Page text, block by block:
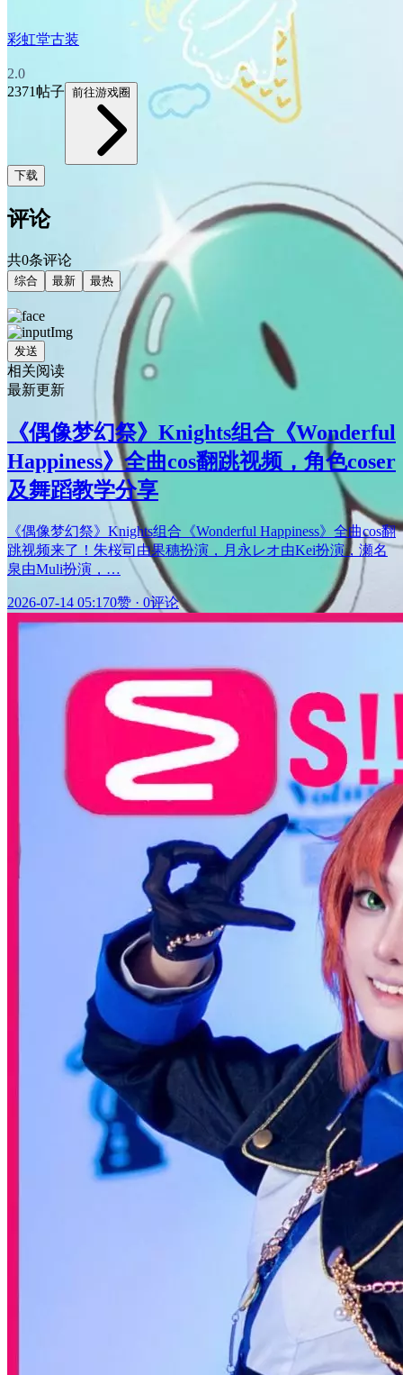
彩虹堂古装
2.0
2371帖子 前往游戏圈
下载
评论
共0条评论
综合 最新 最热
发送
相关阅读
最新更新
《偶像梦幻祭》Knights组合《Wonderful
Happiness》全曲cos翻跳视频，角色coser
及舞蹈教学分享
《偶像梦幻祭》Knights组合《Wonderful Happiness》全曲cos翻
跳视频来了！朱桜司由果穗扮演，月永レオ由Kei扮演，瀬名
泉由Muli扮演，…
2026-07-14 05:170赞 · 0评论